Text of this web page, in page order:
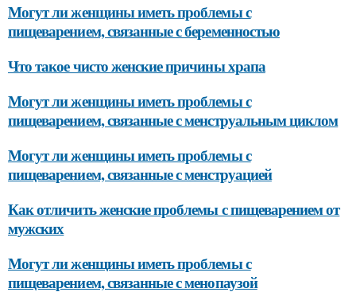
Могут ли женщины иметь проблемы с
пищеварением, связанные с беременностью
Что такое чисто женские причины храпа
Могут ли женщины иметь проблемы с
пищеварением, связанные с менструальным циклом
Могут ли женщины иметь проблемы с
пищеварением, связанные с менструацией
Как отличить женские проблемы с пищеварением от
мужских
Могут ли женщины иметь проблемы с
пищеварением, связанные с менопаузой